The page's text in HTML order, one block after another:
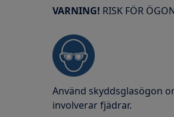
VARNING! RISK FÖR
Använd skyddsglasögon
involverar fjädrar.